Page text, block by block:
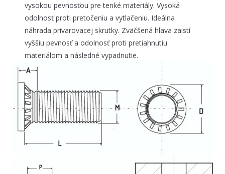
vysokou pevnosťou pre tenké materiály. Vysoká
odolnosť proti pretočeniu a vytlačeniu. Ideálna
náhrada privarovacej skrutky. Zväčšená hlava zaistí
vyššiu pevnosť a odolnosť proti pretiahnutiu
materiálom a následné vypadnutie.